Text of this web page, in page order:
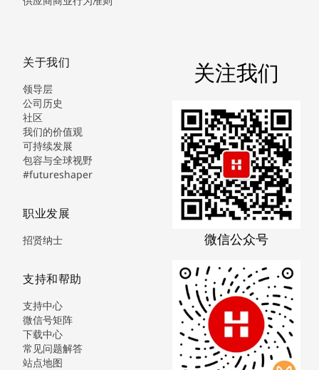
关于我们
领导层
公司历史
社区
我们的价值观
可持续发展
包容与全球视野
#futureshaper
职业发展
招贤纳士
支持和帮助
支持中心
微信号矩阵
下载中心
常见问题解答
站点地图
关注我们
微信公众号